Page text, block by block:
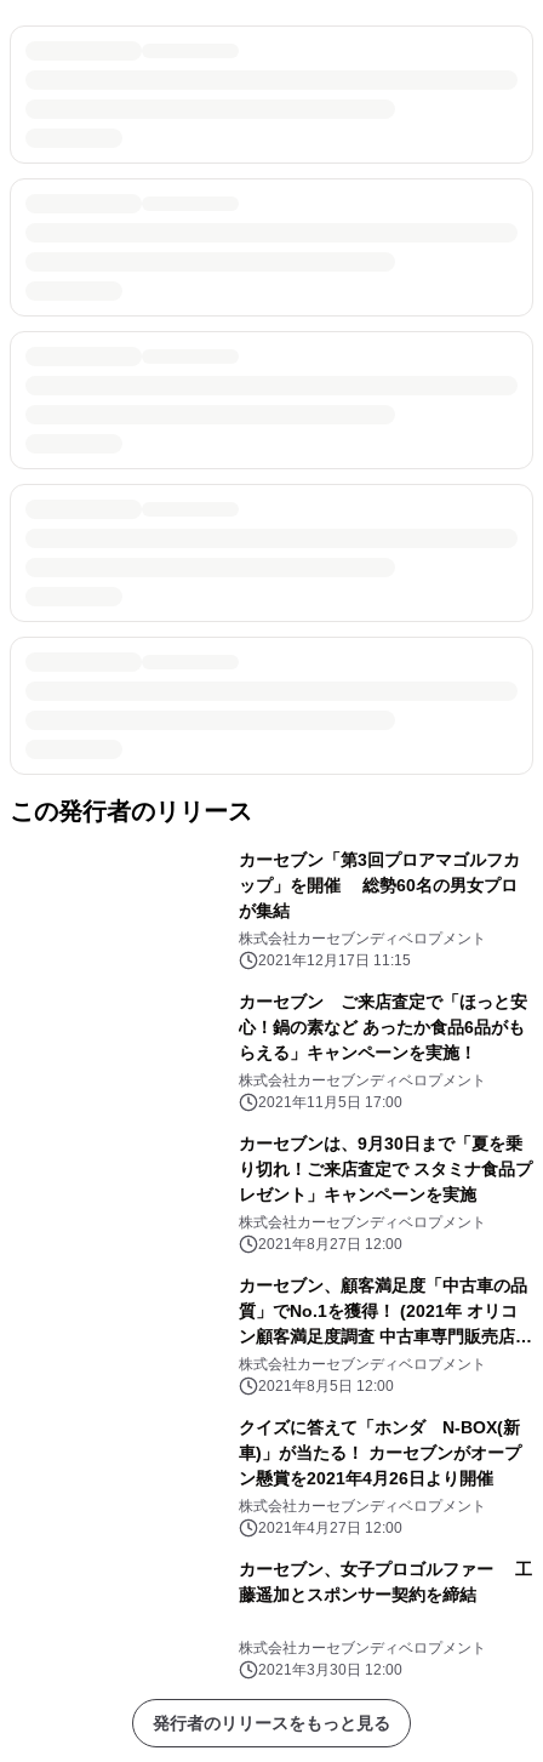
この発行者のリリース
カーセブン「第3回プロアマゴルフカ
ップ」を開催 総勢60名の男女プロ
が集結
株式会社カーセブンディベロプメント
2021年12月17日 11:15
カーセブン ご来店査定で「ほっと安
心！鍋の素など あったか食品6品がも
らえる」キャンペーンを実施！
株式会社カーセブンディベロプメント
2021年11月5日 17:00
カーセブンは、9月30日まで「夏を乗
り切れ！ご来店査定で スタミナ食品プ
レゼント」キャンペーンを実施
株式会社カーセブンディベロプメント
2021年8月27日 12:00
カーセブン、顧客満足度「中古車の品
質」でNo.1を獲得！ (2021年 オリコ
ン顧客満足度調査 中古車専門販売店ラ
ンキングより)
株式会社カーセブンディベロプメント
2021年8月5日 12:00
クイズに答えて「ホンダ N-BOX(新
車)」が当たる！ カーセブンがオープ
ン懸賞を2021年4月26日より開催
株式会社カーセブンディベロプメント
2021年4月27日 12:00
カーセブン、女子プロゴルファー 工
藤遥加とスポンサー契約を締結
株式会社カーセブンディベロプメント
2021年3月30日 12:00
発行者のリリースをもっと見る